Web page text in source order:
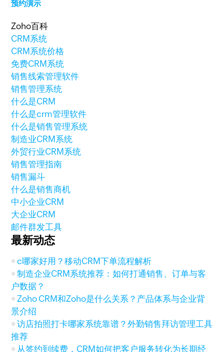
预约演示
Zoho百科
CRM系统
CRM系统价格
免费CRM系统
销售线索管理软件
销售管理系统
什么是CRM
什么是crm管理软件
什么是销售管理系统
制造业CRM系统
外贸行业CRM系统
销售管理指南
销售漏斗
什么是销售商机
中小企业CRM
大企业CRM
邮件群发工具
最新动态
c哪家好用？移动CRM下单流程解析
制造企业CRM系统推荐：如何打通销售、订单与客
户数据？
Zoho CRM和Zoho是什么关系？产品体系与企业背
景介绍
访店拍照打卡哪家系统靠谱？外勤销售拜访管理工具
推荐
从签约到续费，CRM如何把客户服务转化为长期经